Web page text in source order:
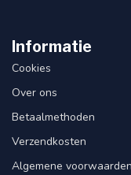
Informatie
Cookies
Over ons
Betaalmethoden
Verzendkosten
Algemene voorwaarden